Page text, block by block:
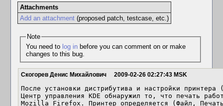
Attachments
Add an attachment(proposed patch, testcase, etc.)
Note
You need to log inbefore you can comment on or make
changes to this bug.
Скогорев Денис Михайлович 2009-02-26 02:27:43 MSK
После установки дистрибутива и настройки
Центр управления KDE обнаружил то, что печать
Mozilla Firefox. Принтер определяется (Файл,